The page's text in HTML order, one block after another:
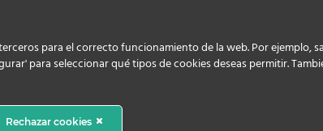
para el correcto funcionamiento de la web. Por
para seleccionar qué tipos de cookies deseas permitir.
Rechazar cookies